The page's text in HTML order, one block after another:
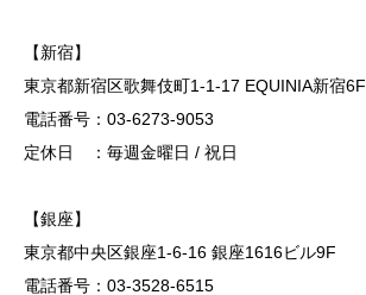
【新宿】
東京都新宿区歌舞伎町1-1-17 EQUINIA新宿6F
電話番号：03-6273-9053
定休日 ：毎週金曜日 / 祝日
【銀座】
東京都中央区銀座1-6-16 銀座1616ビル9F
電話番号：03-3528-6515